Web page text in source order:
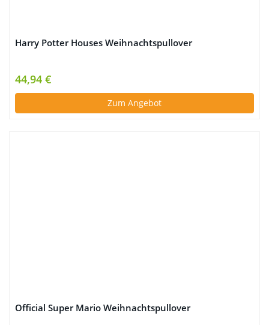
Harry Potter Houses Weihnachtspullover
44,94 €
Zum Angebot
Official Super Mario Weihnachtspullover